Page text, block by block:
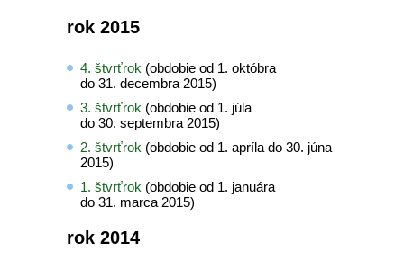
rok 2015
4. štvrťrok (obdobie od 1. októbra
do 31. decembra 2015)
3. štvrťrok (obdobie od 1. júla
do 30. septembra 2015)
2. štvrťrok (obdobie od 1. apríla do 30. júna
2015)
1. štvrťrok (obdobie od 1. januára
do 31. marca 2015)
rok 2014